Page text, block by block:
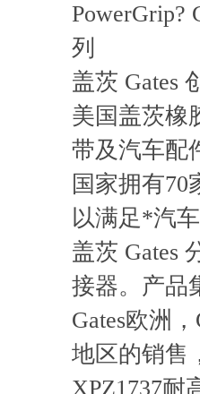
PowerGrip?
列
盖茨 Gates
美国盖茨橡
带及汽车配
国家拥有
以满足*汽
盖茨 Gates
接器。产品
Gates欧洲
地区的销售
XPZ1737耐